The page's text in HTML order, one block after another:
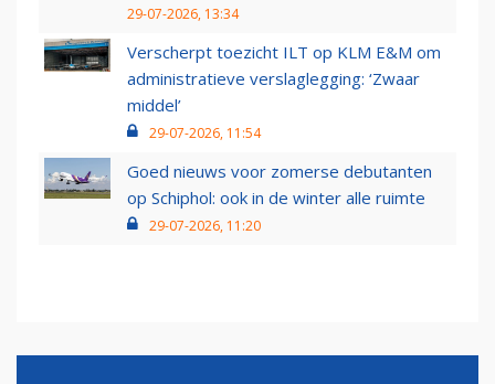
29-07-2026, 13:34
Verscherpt toezicht ILT op KLM E&M om
administratieve verslaglegging: ‘Zwaar
middel’
29-07-2026, 11:54
Goed nieuws voor zomerse debutanten
op Schiphol: ook in de winter alle ruimte
29-07-2026, 11:20